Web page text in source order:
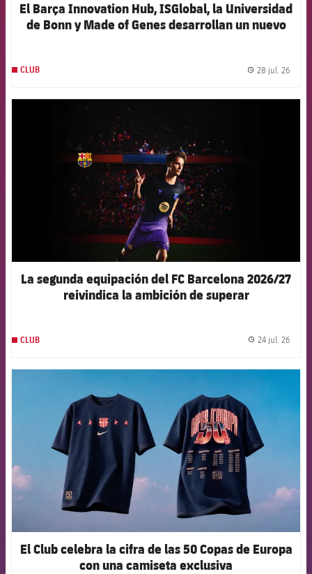
El Barça Innovation Hub, ISGlobal, la Universidad
de Bonn y Made of Genes desarrollan un nuevo
CLUB 28 jul. 26
La segunda equipación del FC Barcelona 2026/27
reivindica la ambición de superar
CLUB 24 jul. 26
El Club celebra la cifra de las 50 Copas de Europa
con una camiseta exclusiva